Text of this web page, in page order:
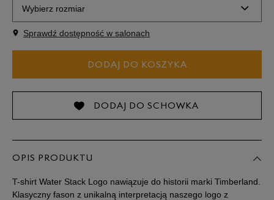
Wybierz rozmiar
S
XL
Sprawdź dostępność w salonach
DODAJ DO KOSZYKA
DODAJ DO SCHOWKA
OPIS PRODUKTU
T-shirt Water Stack Logo nawiązuje do historii marki Timberland.
Klasyczny fason z unikalną interpretacją naszego logo z